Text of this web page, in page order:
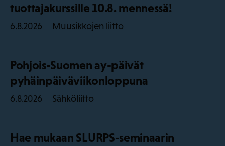
tuottajakurssille 10.8. mennessä!
6.8.2026 Muusikkojen liitto
Pohjois-Suomen ay-päivät
pyhäinpäiväviikonloppuna
6.8.2026 Sähköliitto
Hae mukaan SLURPS-seminaarin